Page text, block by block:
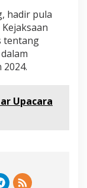
hadir pula
tentang
Upacara